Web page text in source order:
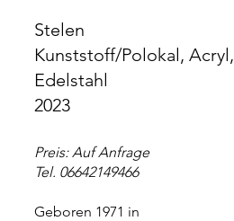
Stelen
Kunststoff/Polokal, Acryl,
Edelstahl
2023
Preis: Auf Anfrage
Tel. 06642149466
Geboren 1971 in